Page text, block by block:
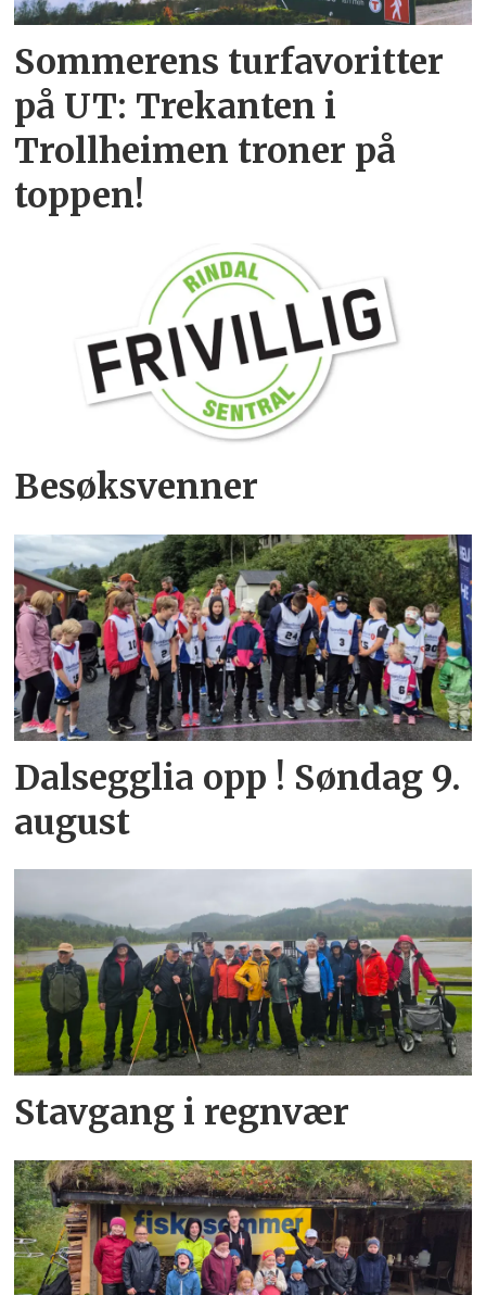
Sommerens turfavoritter
på UT: Trekanten i
Trollheimen troner på
toppen!
Besøksvenner
Dalsegglia opp ! Søndag 9.
august
Stavgang i regnvær